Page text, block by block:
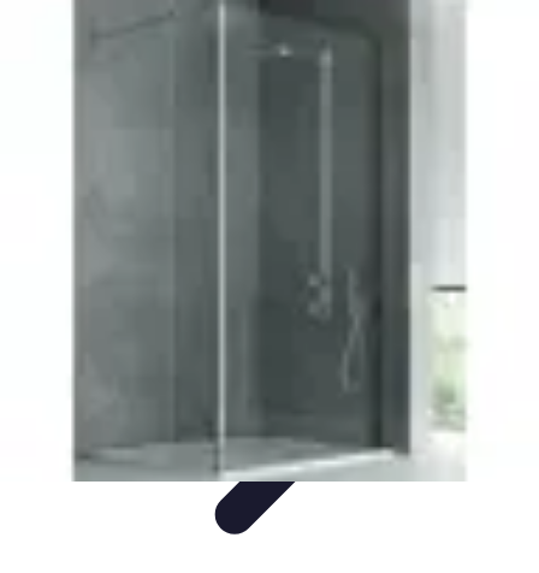
Porady zakupowe